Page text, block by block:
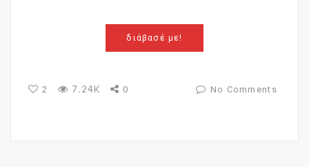
διάβασέ με!
2 7.24K 0 No Comments